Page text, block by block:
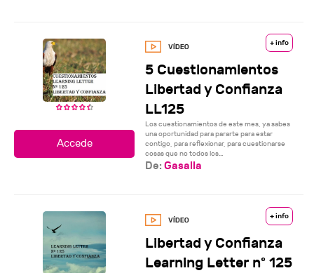
+ info
5 Cuestionamientos
Libertad y Confianza
LL125
Los cuestionamientos de este mes, ya sabes
una oportunidad para pararte para estar
contigo, para reflexionar, para cuestionarse
cosas que no todos los...
De:Gasalla
+ info
Libertad y Confianza
Learning Letter nº 125